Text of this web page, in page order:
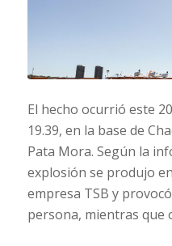
El hecho ocurrió este
19.39, en la base de
Pata Mora. Según la
explosión se produjo
empresa TSB y
persona, mientras que